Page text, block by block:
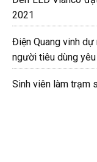
2021
Điện Quang vinh
người tiêu dùng yêu
Sinh viên làm trạm